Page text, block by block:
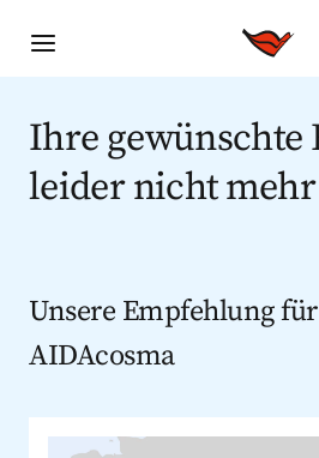
Ihre gewünschte
leider nicht
Unsere Empfehlung
AIDAcosma